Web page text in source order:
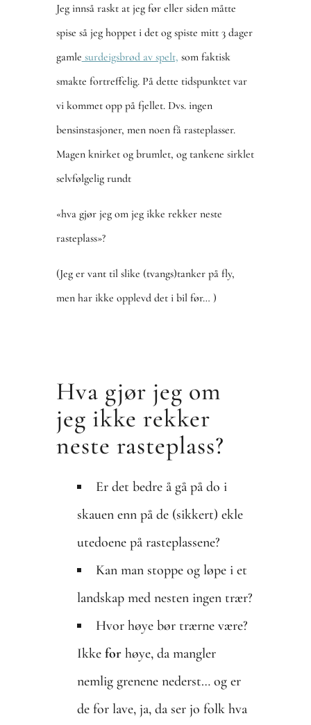
Jeg innså raskt at jeg før eller siden måtte
spise så jeg hoppet i det og spiste mitt 3 dager
gamle surdeigsbrød av spelt, som faktisk
smakte fortreffelig. På dette tidspunktet var
vi kommet opp på fjellet. Dvs. ingen
bensinstasjoner, men noen få rasteplasser.
Magen knirket og brumlet, og tankene sirklet
selvfølgelig rundt
«hva gjør jeg om jeg ikke rekker neste
rasteplass»?
(Jeg er vant til slike (tvangs)tanker på fly,
men har ikke opplevd det i bil før… )
Hva gjør jeg om
jeg ikke rekker
neste rasteplass?
Er det bedre å gå på do i
skauen enn på de (sikkert) ekle
utedoene på rasteplassene?
Kan man stoppe og løpe i et
landskap med nesten ingen trær?
Hvor høye bør trærne være?
Ikke forhøye, da mangler
nemlig grenene nederst… og er
de for lave, ja, da ser jo folk hva